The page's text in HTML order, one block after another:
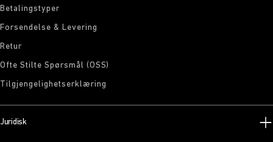
Betalingstyper
Forsendelse & Levering
Retur
Ofte Stilte Spørsmål (OSS)
Tilgjengelighetserklæring
Juridisk